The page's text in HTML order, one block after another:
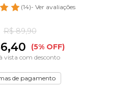
(14)- Ver avaliações
R$ 89,90
(5% OFF)
vista com desconto
de pagamento